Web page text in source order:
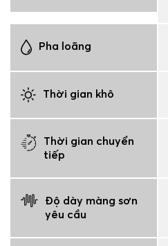
Pha loãng
Thời gian khô
Thời gian chuyển
tiếp
Độ dày màng sơn
yêu cầu